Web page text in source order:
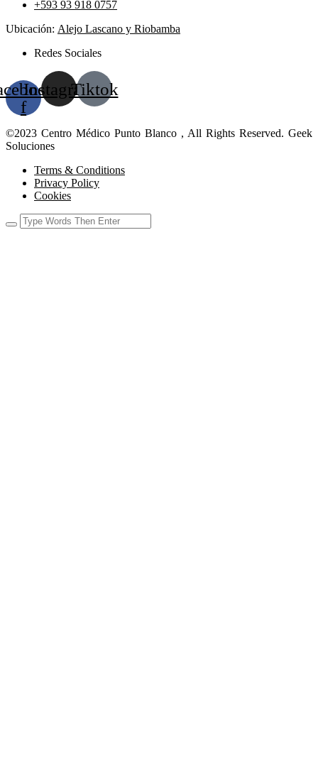
+593 93 918 0757
Ubicación: Alejo Lascano y Riobamba
Redes Sociales
f
InstagramTiktok
©2023 Centro Médico Punto Blanco , All Rights Reserved. Geek
Soluciones
Terms & Conditions
Privacy Policy
Cookies